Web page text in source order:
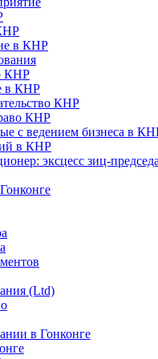
в КНР
КНР
в КНР
КНР
КНР
с ведением бизнеса в
в КНР
эксцесс зиц-
(Ltd)
в Гонконге